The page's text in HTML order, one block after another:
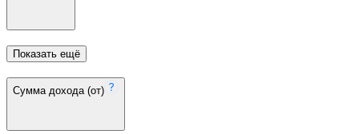
Показать ещё
Сумма дохода (от)